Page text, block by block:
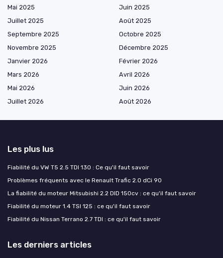
Mai 2025
Juin 2025
Juillet 2025
Août 2025
Septembre 2025
Octobre 2025
Novembre 2025
Décembre 2025
Janvier 2026
Février 2026
Mars 2026
Avril 2026
Mai 2026
Juin 2026
Juillet 2026
Août 2026
Les plus lus
Fiabilité du VW T5 2.5 TDI 130 : Ce qu'il faut savoir
Problèmes fréquents avec le Renault Trafic 2.0 dCi 90
La fiabilité du moteur Mitsubishi 2.2 DID 150cv : ce qu'il faut savoir
Fiabilité du moteur 1.4 TSI 125 : ce qu'il faut savoir
Fiabilité du Nissan Terrano 2.7 TDI : ce qu'il faut savoir
Les derniers articles